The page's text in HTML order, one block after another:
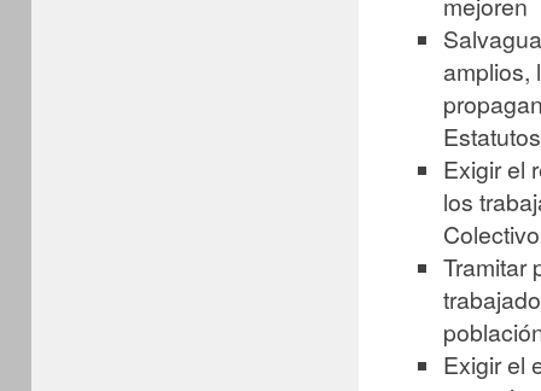
amplios,
Exigir el
los
Tramitar
Exigir el